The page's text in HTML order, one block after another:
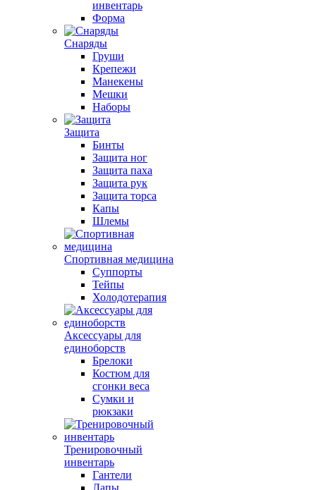
инвентарь
Форма
Снаряды
Груши
Крепежи
Манекены
Мешки
Наборы
Защита
Бинты
Защита ног
Защита паха
Защита рук
Защита торса
Капы
Шлемы
Спортивная медицина
Суппорты
Тейпы
Холодотерапия
Аксессуары для
единоборств
Брелоки
Костюм для
сгонки веса
Сумки и
рюкзаки
Тренировочный
инвентарь
Гантели
Лапы